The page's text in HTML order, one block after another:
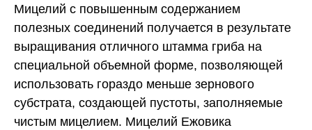
Мицелий с повышенным содержанием
полезных соединений получается в результате
выращивания отличного штамма гриба на
специальной объемной форме, позволяющей
использовать гораздо меньше зернового
субстрата, создающей пустоты, заполняемые
чистым мицелием. Мицелий Ежовика